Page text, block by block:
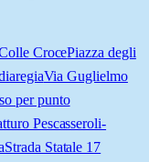
CrocePiazza degli
Via Guglielmo
per punto
Pescasseroli-
Strada Statale 17